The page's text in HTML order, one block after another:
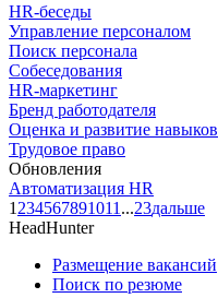
HR-беседы
Управление персоналом
Поиск персонала
Собеседования
HR-маркетинг
Бренд работодателя
Оценка и развитие навыков
Трудовое право
Обновления
Автоматизация HR
1 234567891011 ...23дальше
HeadHunter
Размещение вакансий
Поиск по резюме